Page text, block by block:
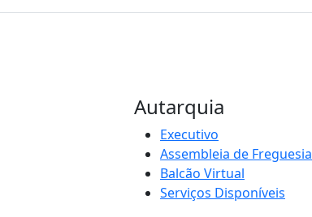
Autarquia
Executivo
Assembleia de Freguesia
Balcão Virtual
Serviços Disponíveis